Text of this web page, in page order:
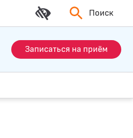
Поиск
Записаться на приём